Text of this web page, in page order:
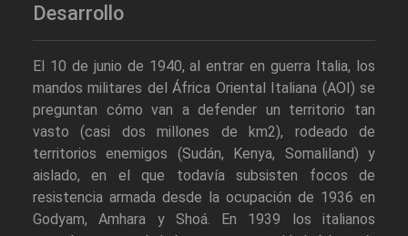
Desarrollo
El 10 de junio de 1940, al entrar en guerra Italia, los
mandos militares del África Oriental Italiana (AOI) se
preguntan cómo van a defender un territorio tan
vasto (casi dos millones de km2), rodeado de
territorios enemigos (Sudán, Kenya, Somaliland) y
aislado, en el que todavía subsisten focos de
resistencia armada desde la ocupación de 1936 en
Godyam, Amhara y Shoá. En 1939 los italianos